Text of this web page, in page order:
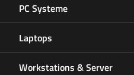
PC Systeme
Laptops
Workstations & Server